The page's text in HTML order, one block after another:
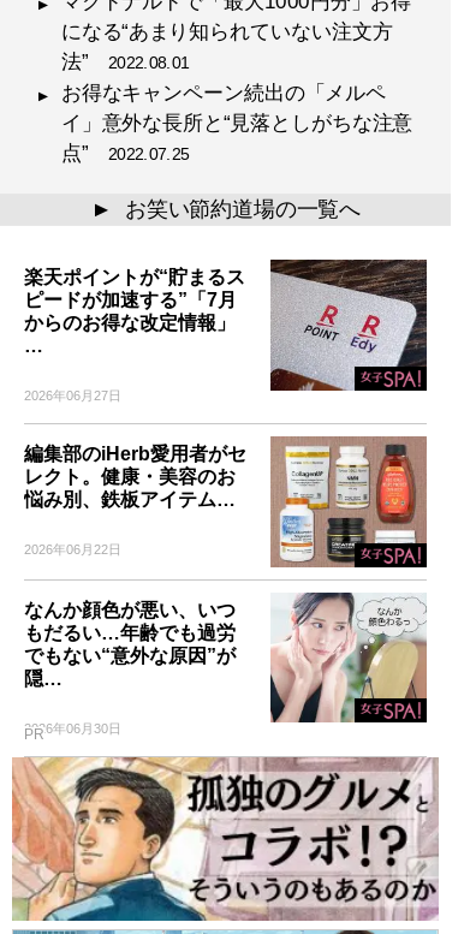
になる“あまり知られていない注文方
法” 2022.08.01
お得なキャンペーン続出の「メルペ
イ」意外な長所と“見落としがちな注意
点” 2022.07.25
▲ お笑い節約道場の一覧へ
楽天ポイントが“貯まるス
ピードが加速する”「7月
からのお得な改定情報」
…
2026年06月27日
編集部のiHerb愛用者がセ
レクト。健康・美容のお
悩み別、鉄板アイテム…
2026年06月22日
なんか顔色が悪い、いつ
もだるい…年齢でも過労
でもない“意外な原因”が
隠…
2026年06月30日
PR